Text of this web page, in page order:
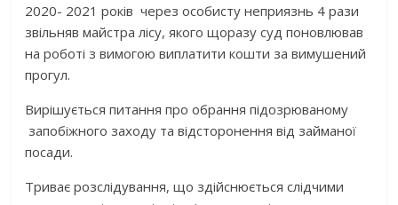
2020- 2021 років через особисту неприязнь 4 рази
звільняв майстра лісу, якого щоразу суд поновлював
на роботі з вимогою виплатити кошти за вимушений
прогул.
Вирішується питання про обрання підозрюваному
запобіжного заходу та відсторонення від займаної
посади.
Триває розслідування, що здійснюється слідчими